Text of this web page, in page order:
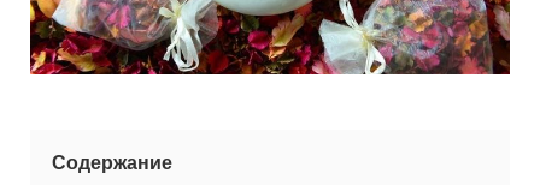
Содержание